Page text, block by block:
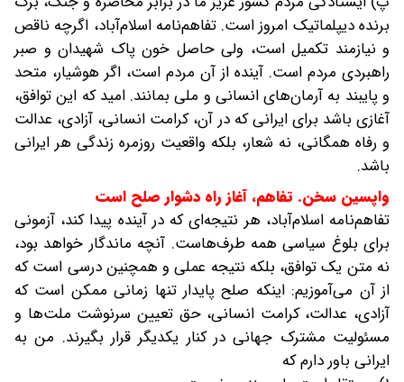
برنده دیپلماتیک امروز است. تفاهم‌نامه اسلام‌آباد، اگرچه ناقص
و نیازمند تکمیل است، ولی حاصل خون پاک شهیدان و صبر
راهبردی مردم است. آینده از آن مردم است، اگر هوشیار، متحد
و پایبند به آرمان‌های انسانی و ملی بمانند. امید که این توافق،
آغازی باشد برای ایرانی که در آن، کرامت انسانی، آزادی، عدالت
و رفاه همگانی، نه شعار، بلکه واقعیت روزمره زندگی هر ایرانی
باشد.
واپسین سخن. تفاهم، آغاز راه دشوار صلح است
تفاهم‌نامه اسلام‌آباد، هر نتیجه‌ای که در آینده پیدا کند، آزمونی
برای بلوغ سیاسی همه طرف‌هاست. آنچه ماندگار خواهد بود،
نه متن یک توافق، بلکه نتیجه عملی و همچنین درسی است که
از آن می‌آموزیم: اینکه صلح پایدار تنها زمانی ممکن است که
آزادی، عدالت، کرامت انسانی، حق تعیین سرنوشت ملت‌ها و
مسئولیت مشترک جهانی در کنار یکدیگر قرار بگیرند. من به
ایرانی باور دارم که